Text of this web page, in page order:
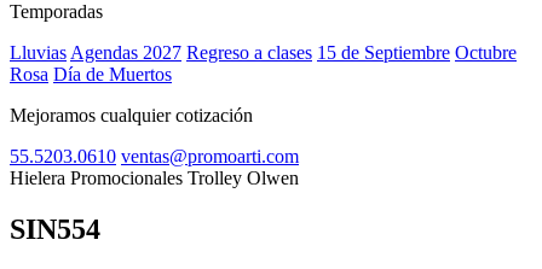
Temporadas
Lluvias Agendas 2027 Regreso a clases 15 de Septiembre Octubre
Rosa Día de Muertos
Mejoramos cualquier cotización
55.5203.0610 ventas@promoarti.com
Hielera Promocionales Trolley Olwen
SIN554